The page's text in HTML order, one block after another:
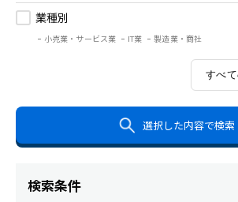
業種別
小売業・サービス業 IT業 製造業・商社
すべ
選択した内容で検索
検索条件